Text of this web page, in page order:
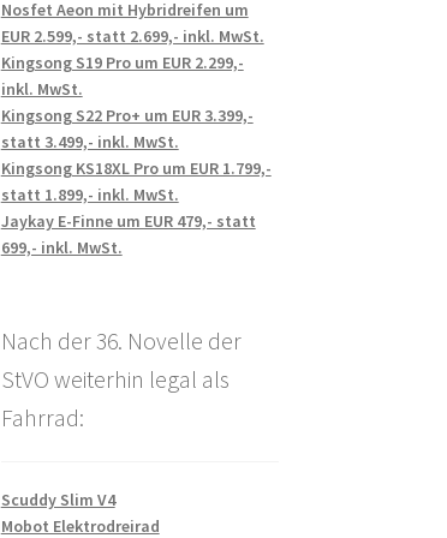
Nosfet Aeon mit Hybridreifen um
EUR 2.599,- statt 2.699,- inkl. MwSt.
Kingsong S19 Pro um EUR 2.299,-
inkl. MwSt.
Kingsong S22 Pro+ um EUR 3.399,-
statt 3.499,- inkl. MwSt.
Kingsong KS18XL Pro um EUR 1.799,-
statt 1.899,- inkl. MwSt.
Jaykay E-Finne um EUR 479,- statt
699,- inkl. MwSt.
Nach der 36. Novelle der
StVO weiterhin legal als
Fahrrad:
Scuddy Slim V4
Mobot Elektrodreirad